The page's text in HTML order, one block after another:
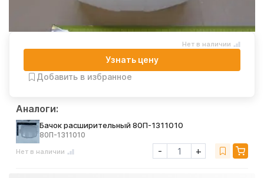
Аналоги:
Бачок расширительный 80П-1311010
80П-1311010
Нет в наличии - +
Нет в наличии
Узнать цену
Добавить в избранное